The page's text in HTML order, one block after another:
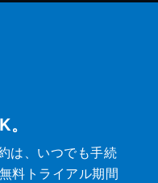
は、いつでも手続
料トライアル期間